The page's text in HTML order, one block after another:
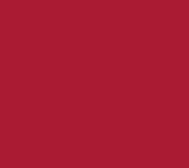
nicht gefunden.